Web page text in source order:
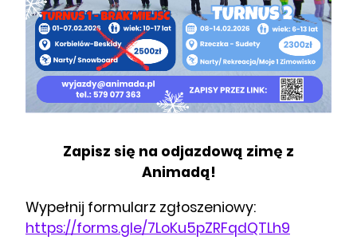
Zapisz się na odjazdową zimę z
Animadą!
Wypełnij formularz zgłoszeniowy:
https://forms.gle/7LoKu5pZRFqdQTLh9